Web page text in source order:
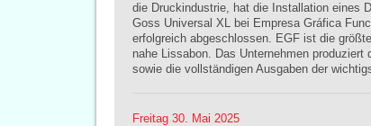
die Druckindustrie, hat die Installation eines
Goss Universal XL bei Empresa Gráfica
erfolgreich abgeschlossen. EGF ist die
nahe Lissabon. Das Unternehmen
sowie die vollständigen Ausgaben der
Freitag 30. Mai 2025